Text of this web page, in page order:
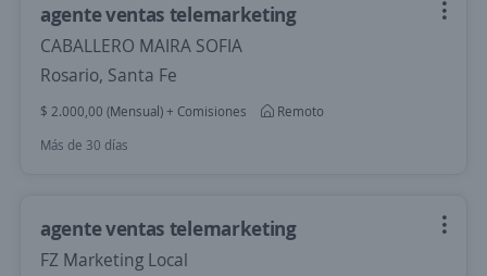
agente ventas telemarketing
CABALLERO MAIRA SOFIA
Rosario, Santa Fe
$ 2.000,00 (Mensual) + Comisiones
Remoto
Más de 30 días
agente ventas telemarketing
FZ Marketing Local